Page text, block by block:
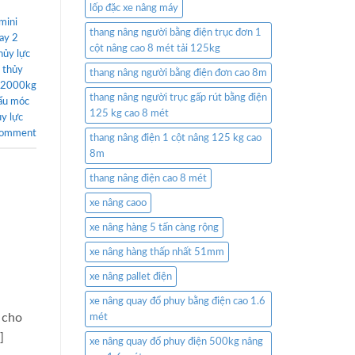
2
lực
thủy
2000kg
móc
lực
lốp đặc xe nâng máy
thang nâng người bằng điện trục đơn 1
cột nâng cao 8 mét tải 125kg
thang nâng người bằng điện đơn cao 8m
thang nâng người trục gấp rút bằng điện
125 kg cao 8 mét
thang nâng điện 1 cột nâng 125 kg cao
8m
thang nâng điện cao 8 mét
xe nâng caoo
xe nâng hàng 5 tấn càng rộng
xe nâng hàng thấp nhất 51mm
xe nâng pallet điện
xe nâng quay đổ phuy bằng điện cao 1.6
mét
xe nâng quay đổ phuy điện 500kg nâng